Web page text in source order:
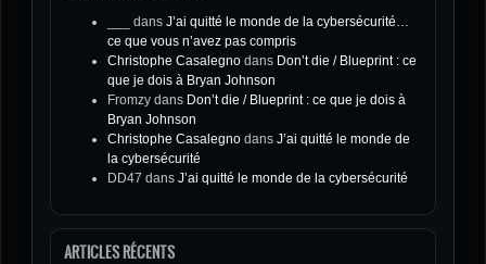
dans J’ai quitté le monde de la cybersécurité…
ce que vous n’avez pas compris
Christophe Casalegno dans Don’t die / Blueprint : ce
que je dois à Bryan Johnson
Fromzy dans Don’t die / Blueprint : ce que je dois à
Bryan Johnson
Christophe Casalegno dans J’ai quitté le monde de
la cybersécurité
DD47 dans J’ai quitté le monde de la cybersécurité
ARTICLES RÉCENTS